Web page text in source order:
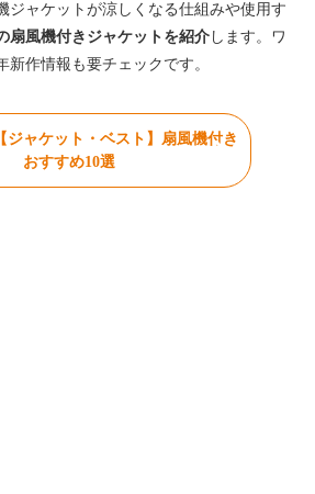
ジャケットが涼しくなる仕組みや使用す
扇風機付きジャケットを紹介 します。ワ
新作情報も要チェックです。
ジャケット・ベスト】扇風機付き
おすすめ10選